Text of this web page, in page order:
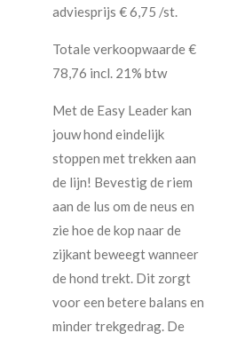
adviesprijs € 6,75 /st.
Totale verkoopwaarde €
78,76 incl. 21% btw
Met de Easy Leader kan
jouw hond eindelijk
stoppen met trekken aan
de lijn! Bevestig de riem
aan de lus om de neus en
zie hoe de kop naar de
zijkant beweegt wanneer
de hond trekt. Dit zorgt
voor een betere balans en
minder trekgedrag. De